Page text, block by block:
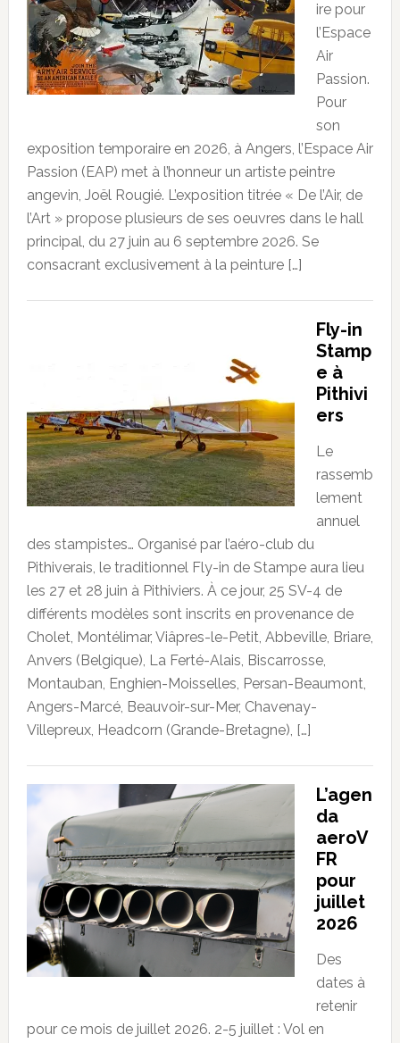
ire pour
l’Espace
Air
Passion.
Pour
son
exposition temporaire en 2026, à Angers, l’Espace Air
Passion (EAP) met à l’honneur un artiste peintre
angevin, Joël Rougié. L’exposition titrée « De l’Air, de
l’Art » propose plusieurs de ses oeuvres dans le hall
principal, du 27 juin au 6 septembre 2026. Se
consacrant exclusivement à la peinture […]
Fly-in
Stamp
e à
Pithivi
ers
Le
rassemb
lement
annuel
des stampistes… Organisé par l’aéro-club du
Pithiverais, le traditionnel Fly-in de Stampe aura lieu
les 27 et 28 juin à Pithiviers. À ce jour, 25 SV-4 de
différents modèles sont inscrits en provenance de
Cholet, Montélimar, Viâpres-le-Petit, Abbeville, Briare,
Anvers (Belgique), La Ferté-Alais, Biscarrosse,
Montauban, Enghien-Moisselles, Persan-Beaumont,
Angers-Marcé, Beauvoir-sur-Mer, Chavenay-
Villepreux, Headcorn (Grande-Bretagne), […]
L’agen
da
aeroV
FR
pour
juillet
2026
Des
dates à
retenir
pour ce mois de juillet 2026. 2-5 juillet : Vol en